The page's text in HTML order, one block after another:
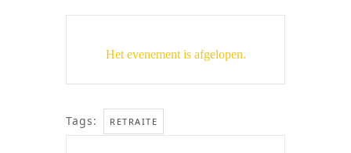
Het evenement is afgelopen.
Tags: RETRAITE